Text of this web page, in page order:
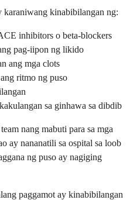
karaniwang kinabibilangan ng:
inhibitors o beta-blockers
pag-iipon ng likido
ang mga clots
ritmo ng puso
sa ginhawa sa dibdib
nang mabuti para sa mga
ay nananatili sa ospital sa loob
ng puso ay nagiging
paggamot ay kinabibilangan